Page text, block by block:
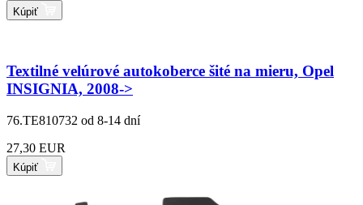
Kúpiť
Textilné velúrové autokoberce šité na mieru, Opel
INSIGNIA, 2008->
76.TE810732 od 8-14 dní
27,30 EUR
Kúpiť